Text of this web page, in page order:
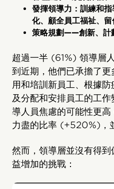
發揮領導力：訓練和
化、顧全員工福祉、留
策略規劃——創新、計
超過一半 (61%) 領導層
到近期，他們已承擔了
用和培訓新員工、根據
及分配和安排員工的工
導人員焦慮的可能性更
力盡的比率 (+520%)，
然而，領導層並沒有得
益增加的挑戰：